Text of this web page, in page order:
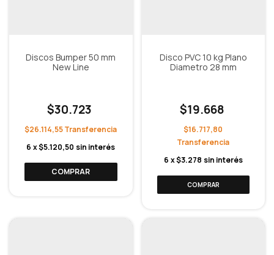
Discos Bumper 50 mm
New Line
$30.723
$26.114,55
6 x$5.120,50 sin interés
COMPRAR
Disco PVC 10 kg Plano
Diametro 28 mm
$19.668
$16.717,80
6 x$3.278 sin interés